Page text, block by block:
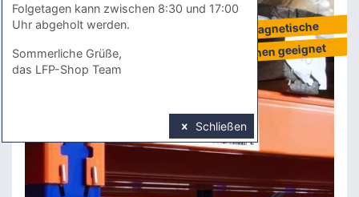
Für ferromagnetische
Metallflächen geeignet
Folgetagen kann zwischen 8:30 und 17:00
Uhr abgeholt werden.
Sommerliche Grüße,
das LFP-Shop Team
Schließen